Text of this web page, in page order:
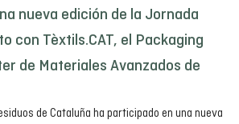
nueva edición de la Jornada
con Tèxtils.CAT, el Packaging
de Materiales Avanzados de
de Cataluña ha participado en una nueva